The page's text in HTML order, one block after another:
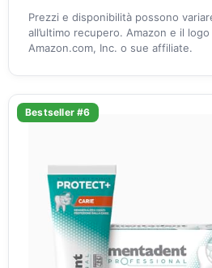
Prezzi e disponibilità possono
all’ultimo recupero. Amazon e il
Amazon.com, Inc. o sue affiliate.
Bestseller #6